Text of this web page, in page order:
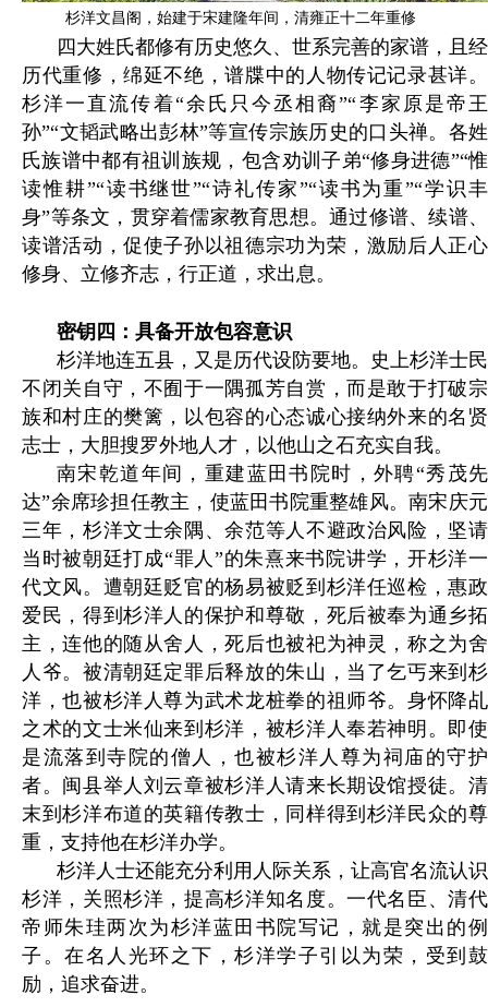
杉洋文昌阁，始建于宋建隆年间，清雍正十二年重修
四大姓氏都修有历史悠久、世系完善的家谱，且经
历代重修，绵延不绝，谱牒中的人物传记记录甚详。
杉洋一直流传着“余氏只今丞相裔”“李家原是帝王
孙”“文韬武略出彭林”等宣传宗族历史的口头禅。各姓
氏族谱中都有祖训族规，包含劝训子弟“修身进德”“惟
读惟耕”“读书继世”“诗礼传家”“读书为重”“学识丰
身”等条文，贯穿着儒家教育思想。通过修谱、续谱、
读谱活动，促使子孙以祖德宗功为荣，激励后人正心
修身、立修齐志，行正道，求出息。
密钥四：具备开放包容意识
杉洋地连五县，又是历代设防要地。史上杉洋士民
不闭关自守，不囿于一隅孤芳自赏，而是敢于打破宗
族和村庄的樊篱，以包容的心态诚心接纳外来的名贤
志士，大胆搜罗外地人才，以他山之石充实自我。
南宋乾道年间，重建蓝田书院时，外聘“秀茂先
达”余席珍担任教主，使蓝田书院重整雄风。南宋庆元
三年，杉洋文士余隅、余范等人不避政治风险，坚请
当时被朝廷打成“罪人”的朱熹来书院讲学，开杉洋一
代文风。遭朝廷贬官的杨易被贬到杉洋任巡检，惠政
爱民，得到杉洋人的保护和尊敬，死后被奉为通乡拓
主，连他的随从舍人，死后也被祀为神灵，称之为舍
人爷。被清朝廷定罪后释放的朱山，当了乞丐来到杉
洋，也被杉洋人尊为武术龙桩拳的祖师爷。身怀降乩
之术的文士米仙来到杉洋，被杉洋人奉若神明。即使
是流落到寺院的僧人，也被杉洋人尊为祠庙的守护
者。闽县举人刘云章被杉洋人请来长期设馆授徒。清
末到杉洋布道的英籍传教士，同样得到杉洋民众的尊
重，支持他在杉洋办学。
杉洋人士还能充分利用人际关系，让高官名流认识
杉洋，关照杉洋，提高杉洋知名度。一代名臣、清代
帝师朱珪两次为杉洋蓝田书院写记，就是突出的例
子。在名人光环之下，杉洋学子引以为荣，受到鼓
励，追求奋进。